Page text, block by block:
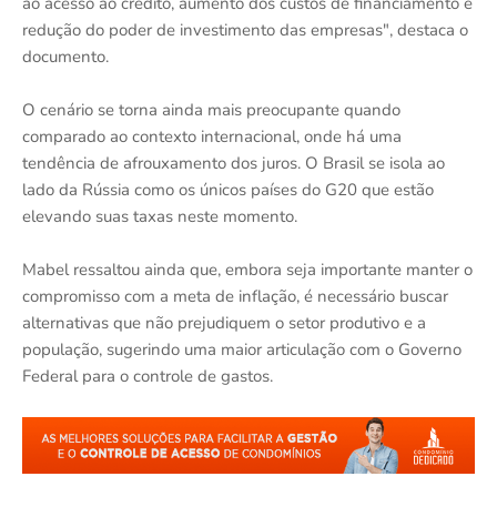
redução do poder de investimento das empresas", destaca o
documento.
O cenário se torna ainda mais preocupante quando
comparado ao contexto internacional, onde há uma
tendência de afrouxamento dos juros. O Brasil se isola ao
lado da Rússia como os únicos países do G20 que estão
elevando suas taxas neste momento.
Mabel ressaltou ainda que, embora seja importante manter o
compromisso com a meta de inflação, é necessário buscar
alternativas que não prejudiquem o setor produtivo e a
população, sugerindo uma maior articulação com o Governo
Federal para o controle de gastos.